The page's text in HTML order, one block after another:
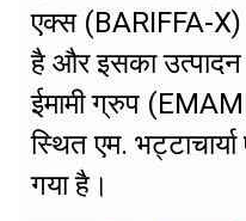
एक्स (BARIFFA-X)
है और इसका उत्पादन
ईमामी ग्रुप
स्थित एम.
गया है।